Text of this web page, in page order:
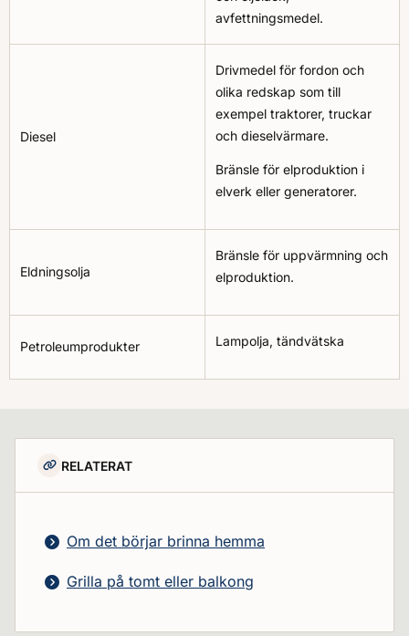
avfettningsmedel.
Diesel
Drivmedel för fordon och
olika redskap som till
exempel traktorer, truckar
och dieselvärmare.
Bränsle för elproduktion i
elverk eller generatorer.
Eldningsolja
Bränsle för uppvärmning och
elproduktion.
Petroleumprodukter Lampolja, tändvätska
RELATERAT
Om det börjar brinna hemma
Grilla på tomt eller balkong